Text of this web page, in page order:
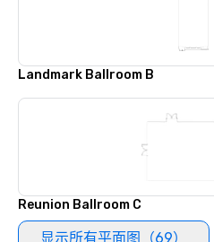
Landmark Ballroom B
Reunion Ballroom C
显示所有平面图（69）